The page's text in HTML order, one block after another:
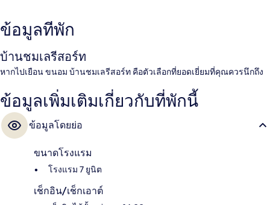
ข้อมูลที่พัก
บ้านชมเลรีสอร์ท
หากไปเยือน ขนอม บ้านชมเลรีสอร์ท คือตัวเลือกที่ยอดเยี่ยมที่คุณควรนึกถึง
ข้อมูลเพิ่มเติมเกี่ยวกับที่พักนี้
ข้อมูลโดยย่อ
ขนาดโรงแรม
โรงแรม 7 ยูนิต
เช็กอิน/เช็กเอาต์